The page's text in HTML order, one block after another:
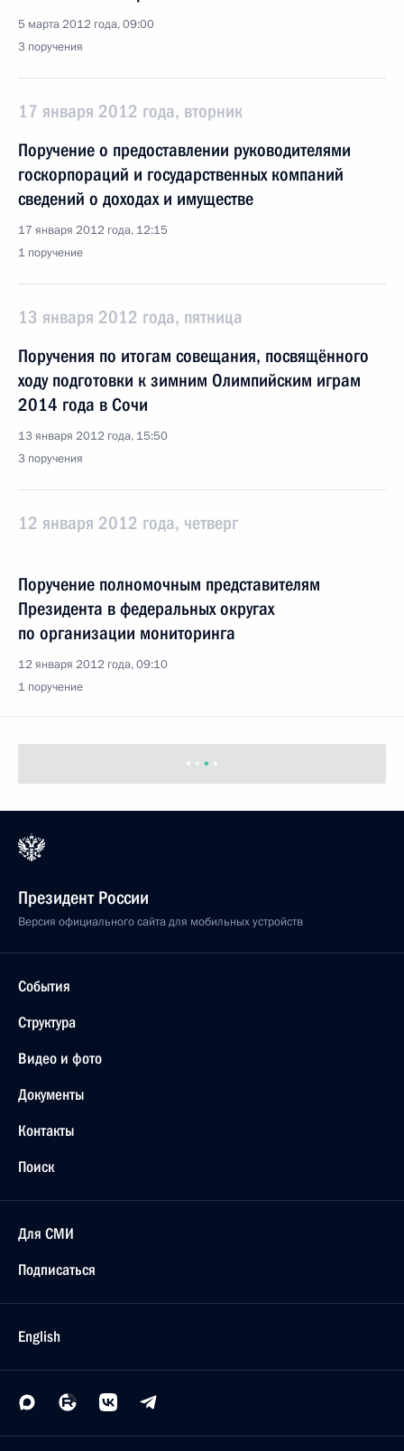
5 марта 2012 года, 09:00
3 поручения
17 января 2012 года, вторник
Поручение о предоставлении руководителями
госкорпораций и государственных компаний
сведений о доходах и имуществе
17 января 2012 года, 12:15
1 поручение
13 января 2012 года, пятница
Поручения по итогам совещания, посвящённого
ходу подготовки к зимним Олимпийским играм
2014 года в Сочи
13 января 2012 года, 15:50
3 поручения
12 января 2012 года, четверг
Поручение полномочным представителям
Президента в федеральных округах
по организации мониторинга
12 января 2012 года, 09:10
1 поручение
Президент России
Версия официального сайта для мобильных устройств
События
Структура
Видео и фото
Документы
Контакты
Поиск
Для СМИ
Подписаться
English